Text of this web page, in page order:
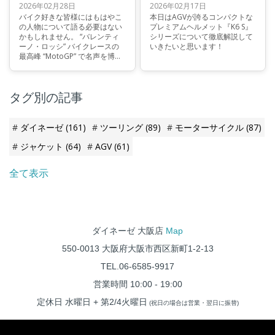
2026年02月28日
バイク好きな皆様にはもはやこ
の人物について語る必要はない
かもしれません。 “バレンティ
ーノ・ロッシ” バイクレースの
最高峰 “MotoGP” で名声を博
ヘルメットを着用してサーキッ
トを疾走する姿はバイク乗りな
2026年02月17日
本日はAGVが誇るコンパクトな
プレミアムヘルメット『K6 S』
シリーズについて徹底解説して
いきたいと思います！
タグ別の記事
ダイネーゼ(161) ツーリング (89) モーターサイクル (87)
ジャケット (64) AGV(61)
全て表示
ダイネーゼ 大阪店 Map
550-0013 大阪府大阪市西区新町1-2-13
TEL.06-6585-9917
営業時間 10:00 - 19:00
定休日 水曜日 + 第2/4火曜日 (祝日の場合は営業・翌日に振替)